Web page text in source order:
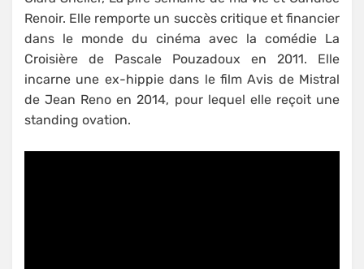
Renoir. Elle remporte un succès critique et financier
dans le monde du cinéma avec la comédie La
Croisière de Pascale Pouzadoux en 2011. Elle
incarne une ex-hippie dans le film Avis de Mistral
de Jean Reno en 2014, pour lequel elle reçoit une
standing ovation.